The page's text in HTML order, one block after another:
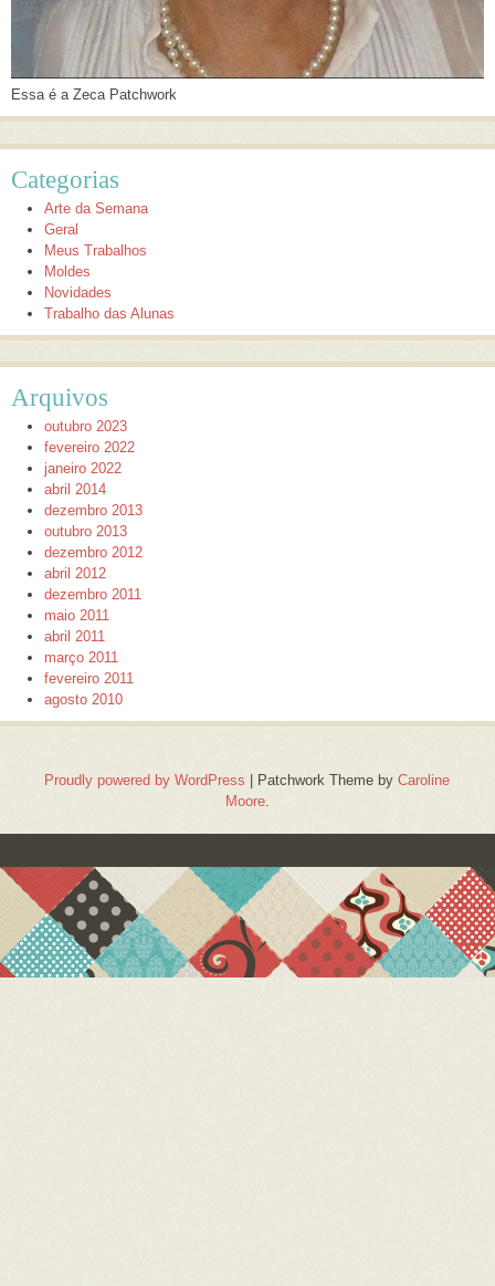
Essa é a Zeca Patchwork
Categorias
Arte da Semana
Geral
Meus Trabalhos
Moldes
Novidades
Trabalho das Alunas
Arquivos
outubro 2023
fevereiro 2022
janeiro 2022
abril 2014
dezembro 2013
outubro 2013
dezembro 2012
abril 2012
dezembro 2011
maio 2011
abril 2011
março 2011
fevereiro 2011
agosto 2010
Proudly powered by WordPress Patchwork Theme byCaroline
Moore